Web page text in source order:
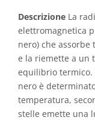
Descrizione La
elettromagnetica
nero) che assorbe
e la riemette a un
equilibrio termico.
nero è
temperatura,
stelle emette una